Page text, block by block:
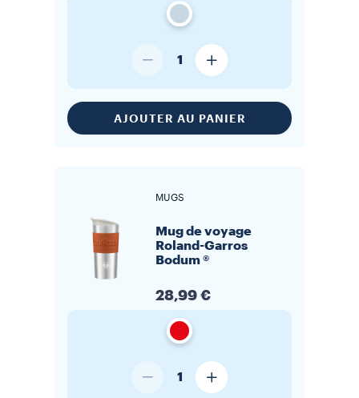
1
AJOUTER AU PANIER
MUGS
Mug de voyage
Roland-Garros
Bodum ®
28,99 €
1